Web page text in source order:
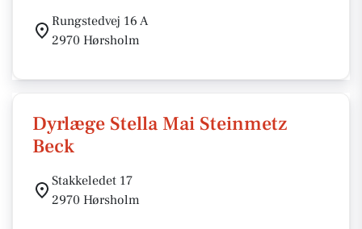
Rungstedvej 16 A
2970 Hørsholm
Dyrlæge Stella Mai Steinmetz
Beck
Stakkeledet 17
2970 Hørsholm